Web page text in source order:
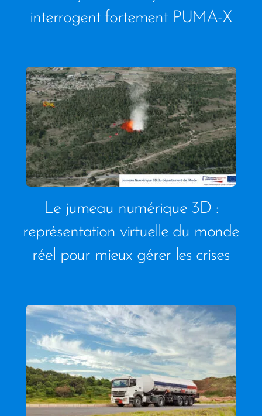
interrogent fortement PUMA-X
Le jumeau numérique 3D :
représentation virtuelle du monde
réel pour mieux gérer les crises